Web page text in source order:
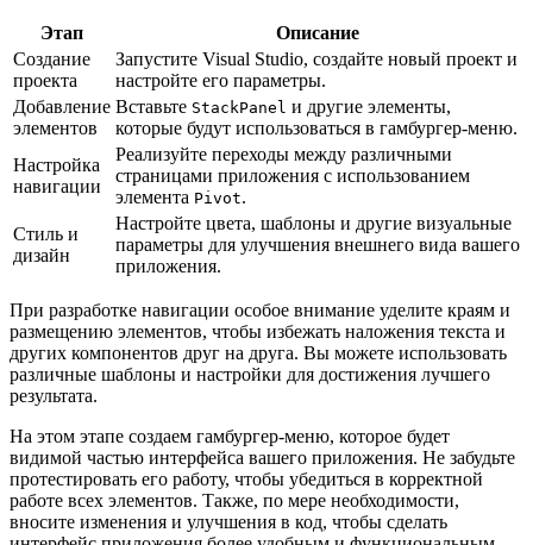
Этап
Описание
Создание
проекта
Запустите Visual Studio, создайте новый проект и
настройте его параметры.
Добавление
элементов
Вставьте StackPanel и другие элементы,
которые будут использоваться в гамбургер-меню.
Настройка
навигации
Реализуйте переходы между различными
страницами приложения с использованием
элемента Pivot.
Стиль и
дизайн
Настройте цвета, шаблоны и другие визуальные
параметры для улучшения внешнего вида вашего
приложения.
При разработке навигации особое внимание уделите краям и
размещению элементов, чтобы избежать наложения текста и
других компонентов друг на друга. Вы можете использовать
различные шаблоны и настройки для достижения лучшего
результата.
На этом этапе создаем гамбургер-меню, которое будет
видимой частью интерфейса вашего приложения. Не забудьте
протестировать его работу, чтобы убедиться в корректной
работе всех элементов. Также, по мере необходимости,
вносите изменения и улучшения в код, чтобы сделать